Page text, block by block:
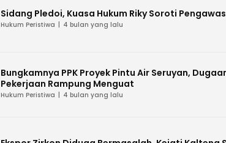
Sidang Pledoi, Kuasa Hukum Riky Soroti
Hukum Peristiwa 4 bulan yang lalu
Bungkamnya PPK Proyek Pintu Air Seruyan,
Pekerjaan Rampung Menguat
Hukum Peristiwa 4 bulan yang lalu